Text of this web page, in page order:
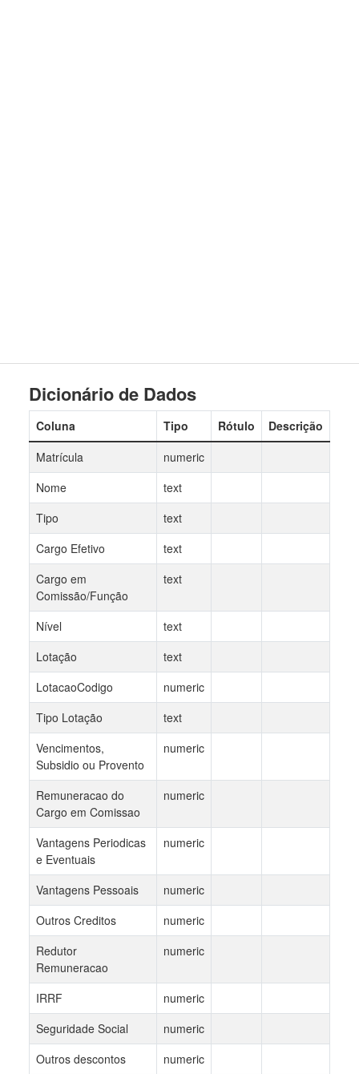
Dicionário de Dados
Coluna Tipo Rótulo
Descrição
Matrícula
numeric
Nome
text
Tipo
text
Cargo Efetivo
text
Cargo em
Comissão/Função
text
Nível
text
Lotação
text
LotacaoCodigo
numeric
Tipo Lotação
text
Vencimentos,
Subsidio ou Provento
numeric
Remuneracao do
Cargo em Comissao
numeric
Vantagens Periodicas
e Eventuais
numeric
Vantagens Pessoais
numeric
Outros Creditos
numeric
Redutor
Remuneracao
numeric
IRRF
numeric
Seguridade Social
numeric
Outros descontos
numeric